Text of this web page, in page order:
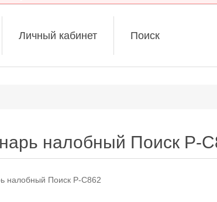
Личный кабинет Поиск
налобный Поиск P-
налобный Поиск P-C862